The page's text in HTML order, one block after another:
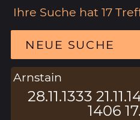
Ihre Suche hat 17
NEUE SUCHE
Arnstain
28.11.1333
1406